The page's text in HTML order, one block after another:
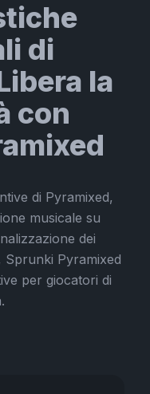
di
la
con
di Pyramixed,
musicale su
dei
Sprunki Pyramixed
per giocatori di